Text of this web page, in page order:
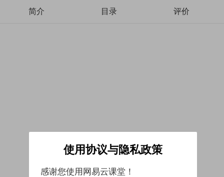
简介 目录 评价
使用协议与隐私政策
感谢您使用网易云课堂！